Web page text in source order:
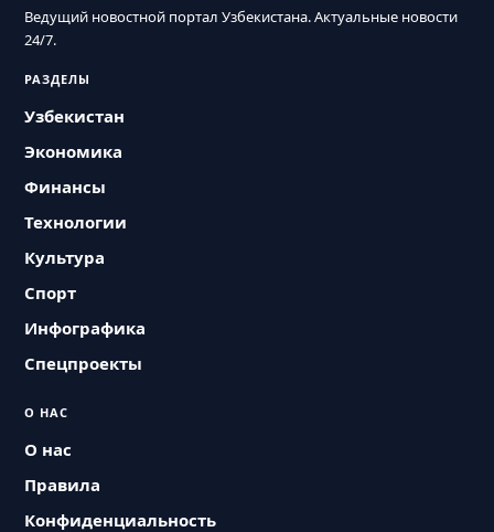
Ведущий новостной портал Узбекистана. Актуальные новости
24/7.
РАЗДЕЛЫ
Узбекистан
Экономика
Финансы
Технологии
Культура
Спорт
Инфографика
Спецпроекты
О НАС
О нас
Правила
Конфиденциальность